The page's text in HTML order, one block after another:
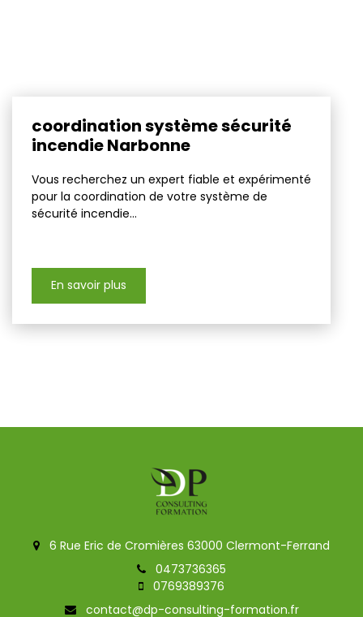
coordination système sécurité
incendie Narbonne
Vous recherchez un expert fiable et expérimenté
pour la coordination de votre système de
sécurité incendie...
En savoir plus
6 Rue Eric de Cromières 63000 Clermont-Ferrand
0473736365
0769389376
contact@dp-consulting-formation.fr